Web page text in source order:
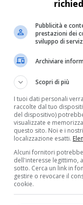
Pubblicità e
prestazioni dei
sviluppo di
Archiviare
Scopri di più
I tuoi dati personali
raccolte dal tuo
del dispositivo)
visualizzate e
questo sito. Noi e i
localizzazione esatti.
Alcuni fornitori
dell'interesse legittimo,
sotto. Cerca un link in
gestire o revocare il
cookie.